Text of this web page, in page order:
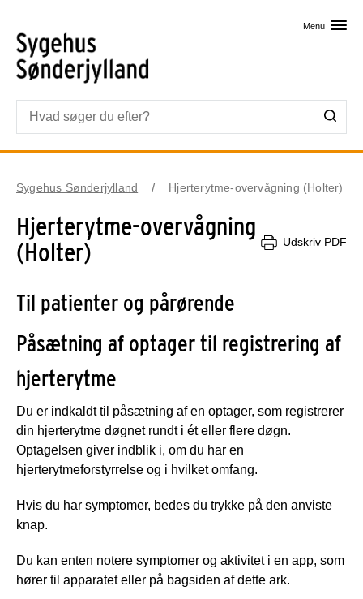
Menu
Sygehus Sønderjylland Hjerterytme-overvågning (Holter)
Hjerterytme-overvågning
(Holter)
Udskriv PDF
Til patienter og pårørende
Påsætning af optager til registrering af
hjerterytme
Du er indkaldt til påsætning af en optager, som registrerer
din hjerterytme døgnet rundt i ét eller flere døgn.
Optagelsen giver indblik i, om du har en
hjerterytmeforstyrrelse og i hvilket omfang.
Hvis du har symptomer, bedes du trykke på den anviste
knap.
Du kan enten notere symptomer og aktivitet i en app, som
hører til apparatet eller på bagsiden af dette ark.